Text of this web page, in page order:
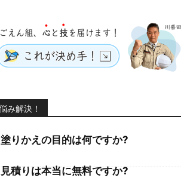
み解決！
塗りかえの目的は何ですか?
見積りは本当に無料ですか?